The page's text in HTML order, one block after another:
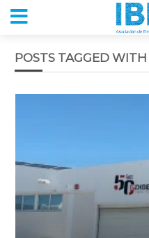
POSTS TAGGED WITH